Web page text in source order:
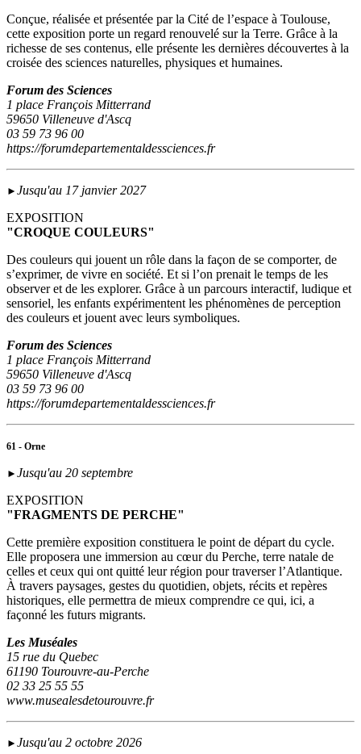
Conçue, réalisée et présentée par la Cité de l’espace à Toulouse,
cette exposition porte un regard renouvelé sur la Terre. Grâce à la
richesse de ses contenus, elle présente les dernières découvertes à la
croisée des sciences naturelles, physiques et humaines.
Forum des Sciences
1 place François Mitterrand
59650 Villeneuve d'Ascq
03 59 73 96 00
https://forumdepartementaldessciences.fr
► Jusqu'au 17 janvier 2027
EXPOSITION
"CROQUE COULEURS"
Des couleurs qui jouent un rôle dans la façon de se comporter, de
s’exprimer, de vivre en société. Et si l’on prenait le temps de les
observer et de les explorer. Grâce à un parcours interactif, ludique et
sensoriel, les enfants expérimentent les phénomènes de perception
des couleurs et jouent avec leurs symboliques.
Forum des Sciences
1 place François Mitterrand
59650 Villeneuve d'Ascq
03 59 73 96 00
https://forumdepartementaldessciences.fr
61 - Orne
► Jusqu'au 20 septembre
EXPOSITION
"FRAGMENTS DE PERCHE"
Cette première exposition constituera le point de départ du cycle.
Elle proposera une immersion au cœur du Perche, terre natale de
celles et ceux qui ont quitté leur région pour traverser l’Atlantique.
À travers paysages, gestes du quotidien, objets, récits et repères
historiques, elle permettra de mieux comprendre ce qui, ici, a
façonné les futurs migrants.
Les Muséales
15 rue du Quebec
61190 Tourouvre-au-Perche
02 33 25 55 55
www.musealesdetourouvre.fr
► Jusqu'au 2 octobre 2026